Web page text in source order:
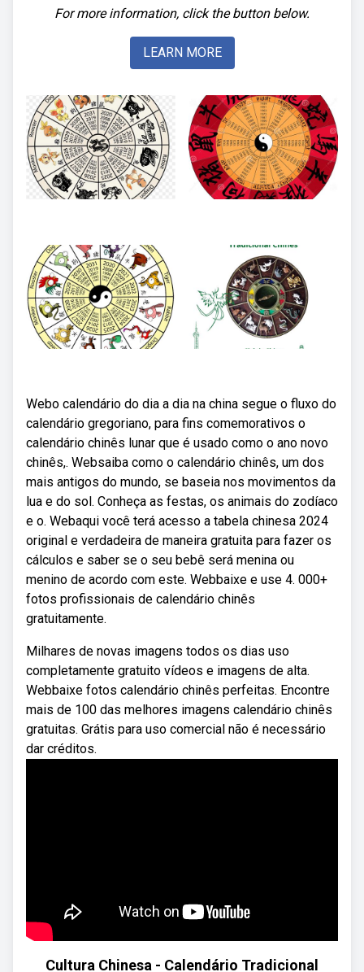
For more information, click the button below.
LEARN MORE
Webo calendário do dia a dia na china segue o fluxo do
calendário gregoriano, para fins comemorativos o
calendário chinês lunar que é usado como o ano novo
chinês,. Websaiba como o calendário chinês, um dos
mais antigos do mundo, se baseia nos movimentos da
lua e do sol. Conheça as festas, os animais do zodíaco
e o. Webaqui você terá acesso a tabela chinesa 2024
original e verdadeira de maneira gratuita para fazer os
cálculos e saber se o seu bebê será menina ou
menino de acordo com este. Webbaixe e use 4. 000+
fotos profissionais de calendário chinês
gratuitamente.
Milhares de novas imagens todos os dias uso
completamente gratuito vídeos e imagens de alta.
Webbaixe fotos calendário chinês perfeitas. Encontre
mais de 100 das melhores imagens calendário chinês
gratuitas. Grátis para uso comercial não é necessário
dar créditos.
Cultura Chinesa - Calendário Tradicional